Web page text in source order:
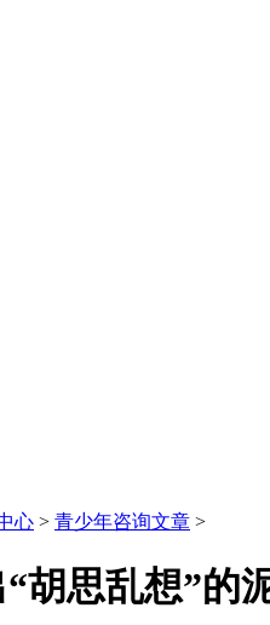
心 > 青少年咨询文章 >
胡思乱想”的